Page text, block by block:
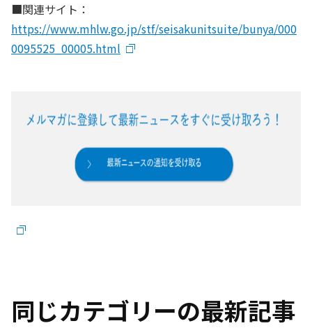
■関連サイト：
https://www.mhlw.go.jp/stf/seisakunitsuite/bunya/000
0095525_00005.html
同じカテゴリーの最新記事